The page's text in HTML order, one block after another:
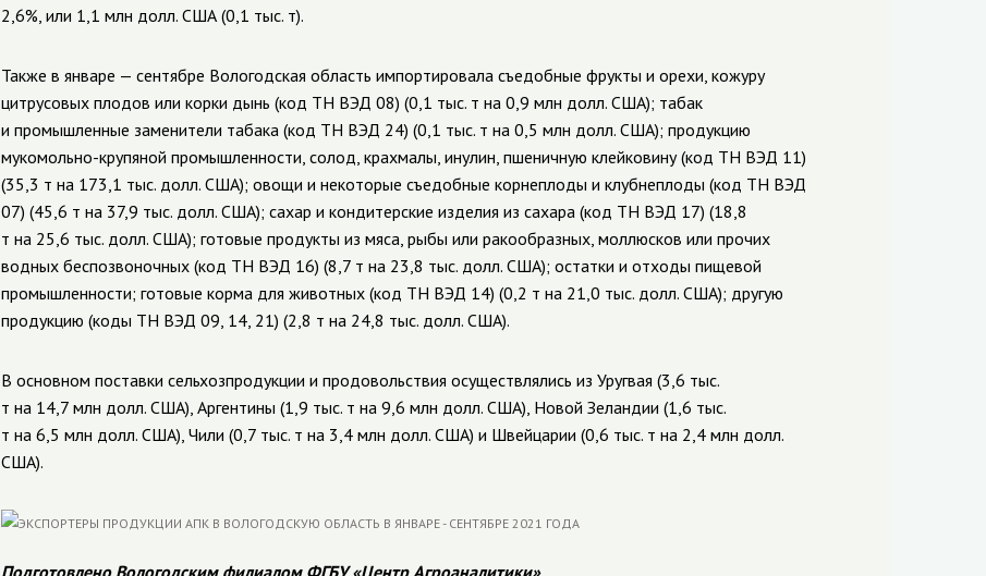
2,6%, или 1,1 млн долл. США (0,1 тыс. т).
Также в январе — сентябре Вологодская область импортировала съедобные фрукты и орехи, кожуру
цитрусовых плодов или корки дынь (код ТН ВЭД 08) (0,1 тыс. т на 0,9 млн долл. США); табак
и промышленные заменители табака (код ТН ВЭД 24) (0,1 тыс. т на 0,5 млн долл. США); продукцию
мукомольно-крупяной промышленности, солод, крахмалы, инулин, пшеничную клейковину (код ТН ВЭД 11)
(35,3 т на 173,1 тыс. долл. США); овощи и некоторые съедобные корнеплоды и клубнеплоды (код ТН ВЭД
07) (45,6 т на 37,9 тыс. долл. США); сахар и кондитерские изделия из сахара (код ТН ВЭД 17) (18,8
т на 25,6 тыс. долл. США); готовые продукты из мяса, рыбы или ракообразных, моллюсков или прочих
водных беспозвоночных (код ТН ВЭД 16) (8,7 т на 23,8 тыс. долл. США); остатки и отходы пищевой
промышленности; готовые корма для животных (код ТН ВЭД 14) (0,2 т на 21,0 тыс. долл. США); другую
продукцию (коды ТН ВЭД 09, 14, 21) (2,8 т на 24,8 тыс. долл. США).
В основном поставки сельхозпродукции и продовольствия осуществлялись из Уругвая (3,6 тыс.
т на 14,7 млн долл. США), Аргентины (1,9 тыс. т на 9,6 млн долл. США), Новой Зеландии (1,6 тыс.
т на 6,5 млн долл. США), Чили (0,7 тыс. т на 3,4 млн долл. США) и Швейцарии (0,6 тыс. т на 2,4 млн долл.
США).
Подготовлено Вологодским филиалом ФГБУ «Центр Агроаналитики»